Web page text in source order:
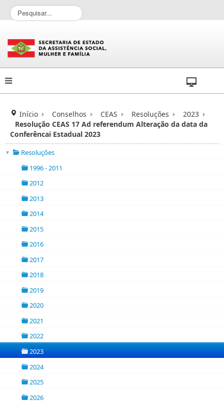
P
e
q
u
i
s
a
Início Conselhos CEAS Resoluções
2023
Resolução CEAS 17 Ad referendum Alteração da data da
Conferêncai Estadual 2023
▼ Resoluções
1996 - 2011
2012
2013
2014
2015
2016
2017
2018
2019
2020
2021
folder
2022
folder
2023
2024
2025
2026